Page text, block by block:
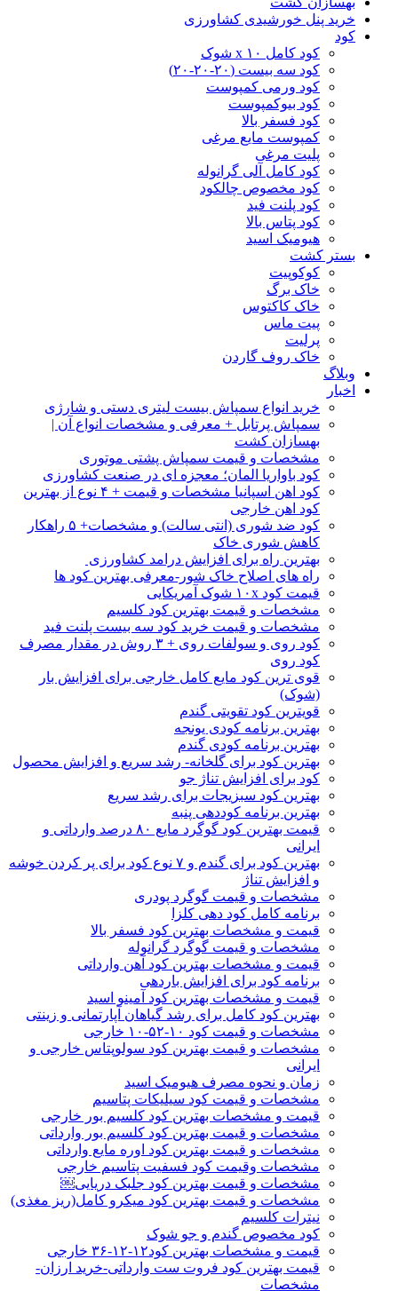
خرید پنل خورشیدی کشاورزی
کود
کود کامل ۱۰ x شوک
کود سه بیست (۲۰-۲۰-۲۰)
کود ورمی کمپوست
کود بیوکمپوست
کود فسفر بالا
کمپوست مایع مرغی
پلیت مرغی
کود کامل آلی گرانوله
کود مخصوص چالکود
کود پلنت فید
کود پتاس بالا
هیومیک اسید
بستر کشت
کوکوپیت
خاک برگ
خاک کاکتوس
پیت ماس
پرلیت
خاک روف گاردن
وبلاگ
اخبار
خرید انواع سمپاش بیست لیتری دستی و شارژی
سمپاش پرتابل + معرفی و مشخصات انواع آن |
بهسازان کشت
مشخصات و قیمت سمپاش پشتی موتوری
کود باواریا المان؛ معجزه ای در صنعت کشاورزی
کود اهن اسپانیا مشخصات و قیمت + ۴ نوع از بهترین
کود اهن خارجی
کود ضد شوری (انتی سالت) و مشخصات+ ۵ راهکار
کاهش شوری خاک
بهترین راه برای افزایش درامد کشاورزی
راه های اصلاح خاک شور-معرفی بهترین کود ها
قیمت کود ۱۰x شوک آمریکایی
مشخصات و قیمت بهترین کود کلسیم
مشخصات و قیمت خرید کود سه بیست پلنت فید
کود روی و سولفات روی + ۳ روش در مقدار مصرف
کود روی
قوی ترین کود مایع کامل خارجی برای افزایش بار
(شوک)
قویترین کود تقویتی گندم
بهترین برنامه کودی یونجه
بهترین برنامه کودی گندم
بهترین کود برای گلخانه- رشد سریع و افزایش محصول
کود برای افزایش تناژ جو
بهترین کود سبزیجات برای رشد سریع
بهترین برنامه کوددهی پنبه
قیمت بهترین کود گوگرد مایع ۸۰ درصد وارداتی و
ایرانی
بهترین کود برای گندم و ۷ نوع کود برای پر کردن خوشه
و افزایش تناژ
مشخصات و قیمت گوگرد پودری
برنامه کامل کود دهی کلزا
قیمت و مشخصات بهترین کود فسفر بالا
مشخصات و قیمت گوگرد گرانوله
قیمت و مشخصات بهترین کود آهن وارداتی
برنامه کود برای افزایش باردهی
قیمت و مشخصات بهترین کود آمینو اسید
بهترین کود کامل برای رشد گیاهان آپارتمانی و زینتی
مشخصات و قیمت کود ۱۰-۵۲-۱۰ خارجی
مشخصات و قیمت بهترین کود سولوپتاس خارجی و
ایرانی
زمان و نحوه مصرف هیومیک اسید
مشخصات و قیمت کود سیلیکات پتاسیم
قیمت و مشخصات بهترین کود کلسیم بور خارجی
مشخصات و قیمت بهترین کود کلسیم بور وارداتی
مشخصات و قیمت بهترین کود اوره مایع وارداتی
مشخصات وقیمت کود فسفیت پتاسیم خارجی
مشخصات و قیمت بهترین کود جلبک دریایی￼
مشخصات و قیمت بهترین کود میکرو کامل(ریز مغذی)
نیترات کلسیم
کود مخصوص گندم و جو شوک
قیمت و مشخصات بهترین کود۱۲-۱۲-۳۶ خارجی
قیمت بهترین کود فروت ست وارداتی-خرید ارزان-
مشخصات